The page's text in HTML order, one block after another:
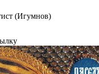
(Игумнов)